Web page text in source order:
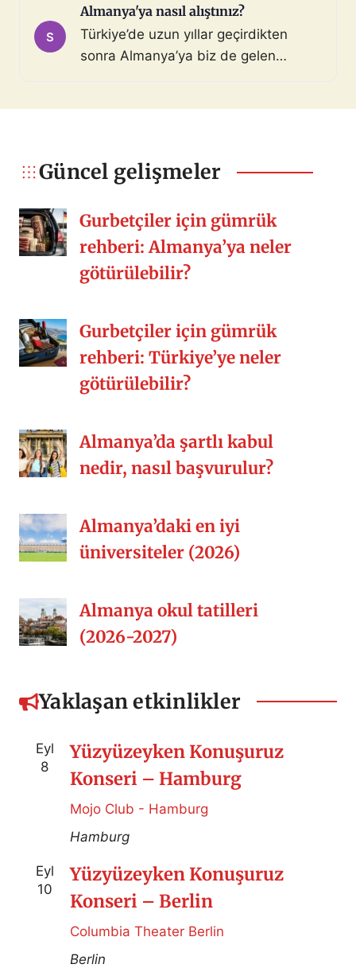
gösterilmeden iptal edildi. Yaklaşık 13
aydır randevu gün atamasını
bekliyordum. Geçen gün adam olmuş
S
Almanya'ya nasıl alıştınız?
Türkiye’de uzun yıllar geçirdikten
sonra Almanya’ya biz de gelen
kalıyor. O güzel arkadaşlıklar,
kalabalık sofralar, misafirperverlik,
[…]
Güncel gelişmeler
Gurbetçiler için gümrük
rehberi: Almanya’ya neler
götürülebilir?
Gurbetçiler için gümrük
rehberi: Türkiye’ye neler
götürülebilir?
Almanya’da şartlı kabul
nedir, nasıl başvurulur?
Almanya’daki en iyi
üniversiteler (2026)
Almanya okul tatilleri
(2026-2027)
Yaklaşan etkinlikler
Eyl
8
Yüzyüzeyken Konuşuruz
Konseri – Hamburg
Mojo Club - Hamburg
Hamburg
Eyl
10
Yüzyüzeyken Konuşuruz
Konseri – Berlin
Columbia Theater Berlin
Berlin